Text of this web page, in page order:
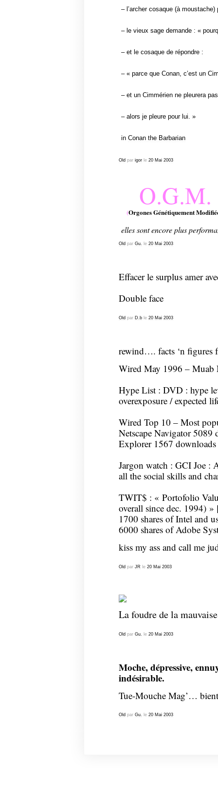
– l’archer cosaque (à moustache)
– le vieux sage demande : «
– et le cosaque de répondre :
– « parce que Conan, c’est un
– et un Cimmérien ne pleurera
– alors je pleure pour lui. »
in Conan the Barbarian
Old par igorle 20 Mai 2003
O.G.M.
(Orgones Génétiquement
elles sont encore plus
Old par Gu. le 20 Mai 2003
Effacer le surplus amer
Double face
Old par D.ble 20 Mai 2003
rewind…. facts ‘n figures
Wired May 1996 – Muab
Hype List : DVD : hype
overexposure / expected
Wired Top 10 – Most
Netscape Navigator
Explorer 1567
Jargon watch : GCI Joe :
all the social skills and
TWIT$ : « Portofolio
overall since dec. 1994)
1700 shares of Intel and
6000 shares of Adobe
kiss my ass and call me
Old par JR le 20 Mai 2003
La foudre de la
Old par Gu. le 20 Mai 2003
Moche, dépressive,
indésirable.
Tue-Mouche Mag’…
Old par Gu. le 20 Mai 2003